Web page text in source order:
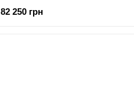
82 250 грн